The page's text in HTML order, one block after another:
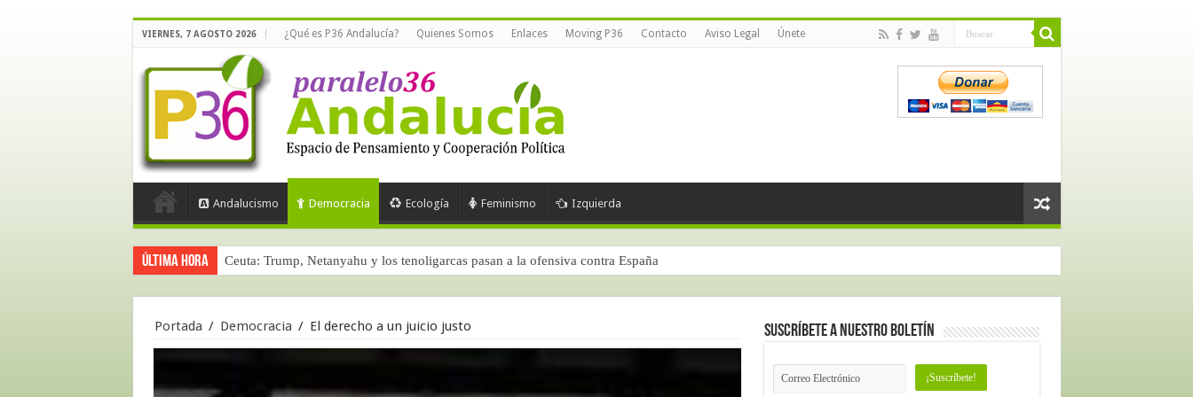
VIERNES, 7 AGOSTO 2026 ¿Qué es P36 Andalucía? Quienes Somos Enlaces Moving P36 Contacto Aviso Legal Únete
Andalucismo Democracia Ecología Feminismo Izquierda
Última hora Ceuta: Trump, Netanyahu y los tenoligarcas pasan a la ofensiva contra España
Portada / Democracia / El derecho a un juicio justo Suscríbete a nuestro Boletín